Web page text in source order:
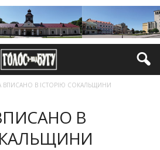
ВПИСАНО В ІСТОРІЮ СОКАЛЬЩИНИ
В